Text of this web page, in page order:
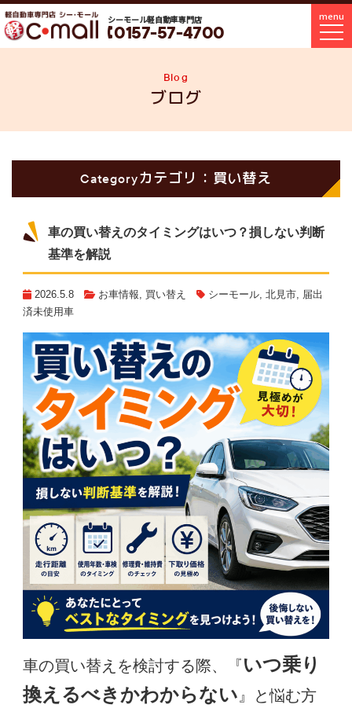
シーモール軽自動車専門店
0157-57-4700
menu
Blog
ブログ
Categoryカテゴリ：買い替え
車の買い替えのタイミングはいつ？損しない判断
基準を解説
2026.5.8 お車情報 買い替え シーモール 北見市
届出
済未使用車
車の買い替えを検討する際、『いつ乗り
換えるべきかわからない 』と悩む方